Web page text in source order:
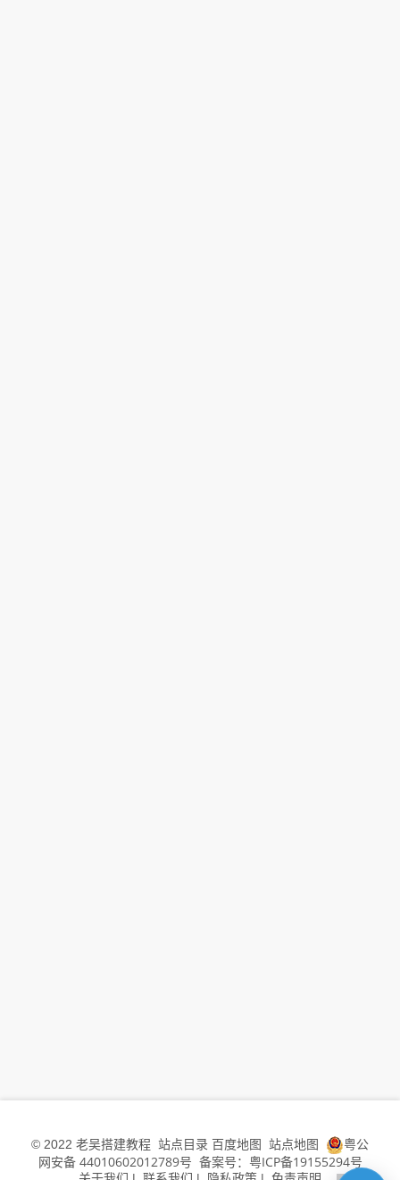
© 2022 老吴搭建教程 站点目录 百度地图 站点地图
粤公
网安备 44010602012789号 备案号：粤ICP备19155294号